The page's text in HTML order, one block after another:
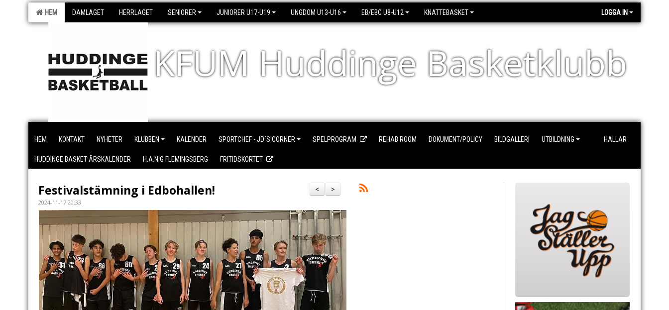
HEM DAMLAGET HERRLAGET SENIORER JUNIORER U17-U19 UNGDOM U13-U16 EB/EBC U8-U12 KNATTEBASKET LOGGA IN
KFUM Huddinge Basketklubb
HEM KONTAKT NYHETER KLUBBEN KALENDER SPORTCHEF - JD´S CORNER SPELPROGRAM REHAB ROOM DOKUMENT/POLICY BILDGALLERI UTBILDNING HALLAR
HUDDINGE BASKET ÅRSKALENDER H.A.N.G FLEMINGSBERG FRITIDSKORTET
>
<
Festivalstämning i Edbohallen!
2024-11-17 20:33